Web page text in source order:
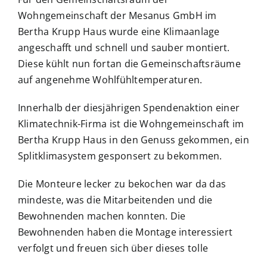
Wohngemeinschaft der Mesanus GmbH im
Bertha Krupp Haus wurde eine Klimaanlage
angeschafft und schnell und sauber montiert.
Diese kühlt nun fortan die Gemeinschaftsräume
auf angenehme Wohlfühltemperaturen.
Innerhalb der diesjährigen Spendenaktion einer
Klimatechnik-Firma ist die Wohngemeinschaft im
Bertha Krupp Haus in den Genuss gekommen, ein
Splitklimasystem gesponsert zu bekommen.
Die Monteure lecker zu bekochen war da das
mindeste, was die Mitarbeitenden und die
Bewohnenden machen konnten. Die
Bewohnenden haben die Montage interessiert
verfolgt und freuen sich über dieses tolle